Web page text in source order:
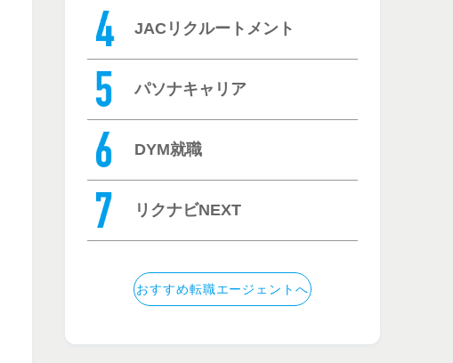
JACリクルートメント
パソナキャリア
DYM就職
リクナビNEXT
おすすめ転職エージェントへ